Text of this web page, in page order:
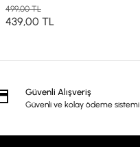
499,00 TL
439,00 TL
Güvenli Alışveriş
Güvenli ve kolay ödeme sistemi